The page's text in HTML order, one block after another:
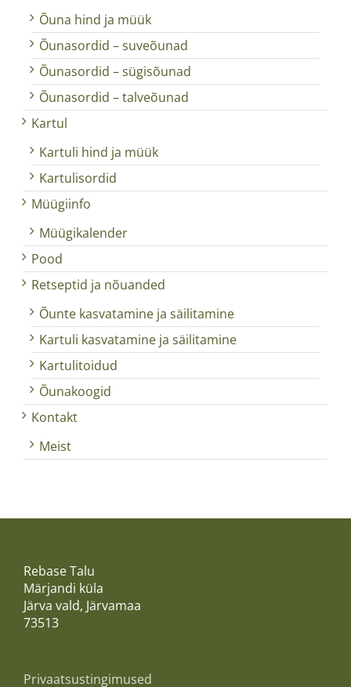
Õuna hind ja müük
Õunasordid – suveõunad
Õunasordid – sügisõunad
Õunasordid – talveõunad
Kartul
Kartuli hind ja müük
Kartulisordid
Müügiinfo
Müügikalender
Pood
Retseptid ja nõuanded
Õunte kasvatamine ja säilitamine
Kartuli kasvatamine ja säilitamine
Kartulitoidud
Õunakoogid
Kontakt
Meist
Rebase Talu
Märjandi küla
Järva vald, Järvamaa
73513
Privaatsustingimused